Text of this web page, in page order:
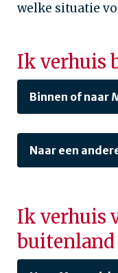
welke situatie
Ik verhuis
Binnen of naar
Naar een
Ik verhuis
buitenland